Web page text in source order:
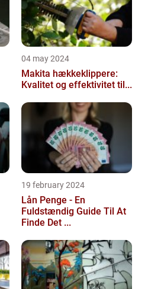
04 may 2024
Makita hækkeklippere:
Kvalitet og effektivitet til...
19 february 2024
Lån Penge - En
Fuldstændig Guide Til At
Finde Det ...